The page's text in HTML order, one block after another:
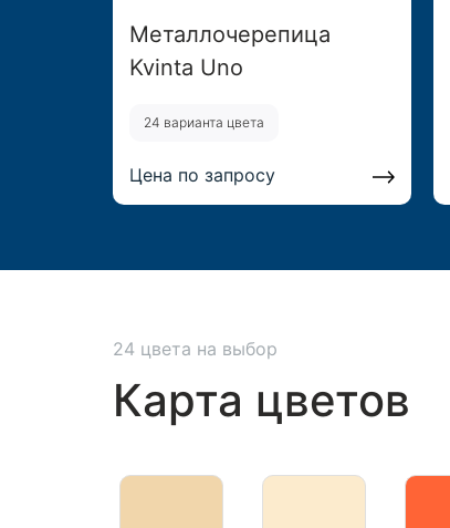
Металлочерепица
Kvinta Uno
24 варианта цвета
Цена по запросу
24 цвета на выбор
Карта цветов